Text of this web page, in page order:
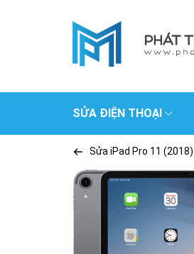
SỬA ĐIỆN THOẠI
Sửa iPad Pro 11 (2018)